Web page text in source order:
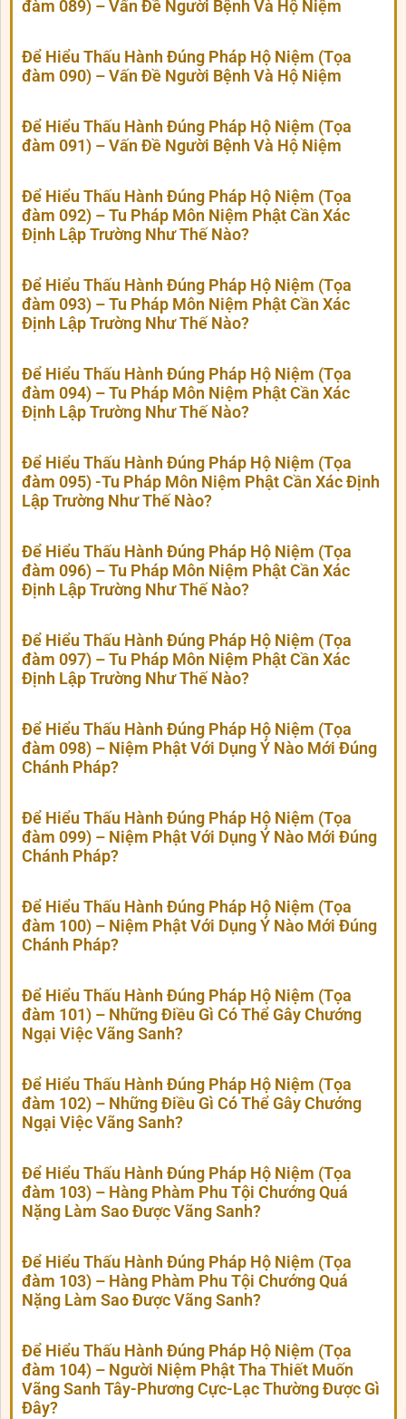
đàm 089) – Vấn Đề Người Bệnh Và Hộ Niệm
Để Hiểu Thấu Hành Đúng Pháp Hộ Niệm (Tọa
đàm 090) – Vấn Đề Người Bệnh Và Hộ Niệm
Để Hiểu Thấu Hành Đúng Pháp Hộ Niệm (Tọa
đàm 091) – Vấn Đề Người Bệnh Và Hộ Niệm
Để Hiểu Thấu Hành Đúng Pháp Hộ Niệm (Tọa
đàm 092) – Tu Pháp Môn Niệm Phật Cần Xác
Định Lập Trường Như Thế Nào?
Để Hiểu Thấu Hành Đúng Pháp Hộ Niệm (Tọa
đàm 093) – Tu Pháp Môn Niệm Phật Cần Xác
Định Lập Trường Như Thế Nào?
Để Hiểu Thấu Hành Đúng Pháp Hộ Niệm (Tọa
đàm 094) – Tu Pháp Môn Niệm Phật Cần Xác
Định Lập Trường Như Thế Nào?
Để Hiểu Thấu Hành Đúng Pháp Hộ Niệm (Tọa
đàm 095) -Tu Pháp Môn Niệm Phật Cần Xác Định
Lập Trường Như Thế Nào?
Để Hiểu Thấu Hành Đúng Pháp Hộ Niệm (Tọa
đàm 096) – Tu Pháp Môn Niệm Phật Cần Xác
Định Lập Trường Như Thế Nào?
Để Hiểu Thấu Hành Đúng Pháp Hộ Niệm (Tọa
đàm 097) – Tu Pháp Môn Niệm Phật Cần Xác
Định Lập Trường Như Thế Nào?
Để Hiểu Thấu Hành Đúng Pháp Hộ Niệm (Tọa
đàm 098) – Niệm Phật Với Dụng Ý Nào Mới Đúng
Chánh Pháp?
Để Hiểu Thấu Hành Đúng Pháp Hộ Niệm (Tọa
đàm 099) – Niệm Phật Với Dụng Ý Nào Mới Đúng
Chánh Pháp?
Để Hiểu Thấu Hành Đúng Pháp Hộ Niệm (Tọa
đàm 100) – Niệm Phật Với Dụng Ý Nào Mới Đúng
Chánh Pháp?
Để Hiểu Thấu Hành Đúng Pháp Hộ Niệm (Tọa
đàm 101) – Những Điều Gì Có Thể Gây Chướng
Ngại Việc Vãng Sanh?
Để Hiểu Thấu Hành Đúng Pháp Hộ Niệm (Tọa
đàm 102) – Những Điều Gì Có Thể Gây Chướng
Ngại Việc Vãng Sanh?
Để Hiểu Thấu Hành Đúng Pháp Hộ Niệm (Tọa
đàm 103) – Hàng Phàm Phu Tội Chướng Quá
Nặng Làm Sao Được Vãng Sanh?
Để Hiểu Thấu Hành Đúng Pháp Hộ Niệm (Tọa
đàm 103) – Hàng Phàm Phu Tội Chướng Quá
Nặng Làm Sao Được Vãng Sanh?
Để Hiểu Thấu Hành Đúng Pháp Hộ Niệm (Tọa
đàm 104) – Người Niệm Phật Tha Thiết Muốn
Vãng Sanh Tây-Phương Cực-Lạc Thường Được Gì
Đây?